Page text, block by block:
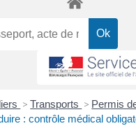
> Transports > Permis
: contrôle médical